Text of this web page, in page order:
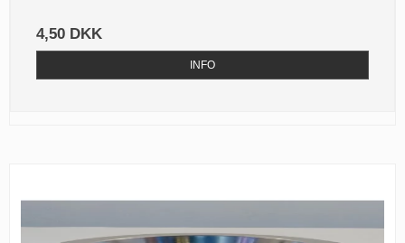
4,50 DKK
INFO